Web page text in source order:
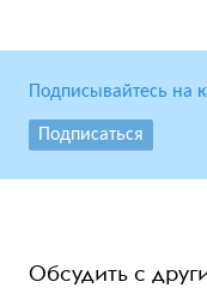
Подписывайтесь на
Подписаться
Обсудить с